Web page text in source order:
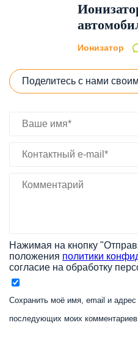
Ионизатор
Поделитесь с нами
Нажимая на кнопку
положения политики
согласие на обработку
Сохранить моё имя, email и
последующих моих